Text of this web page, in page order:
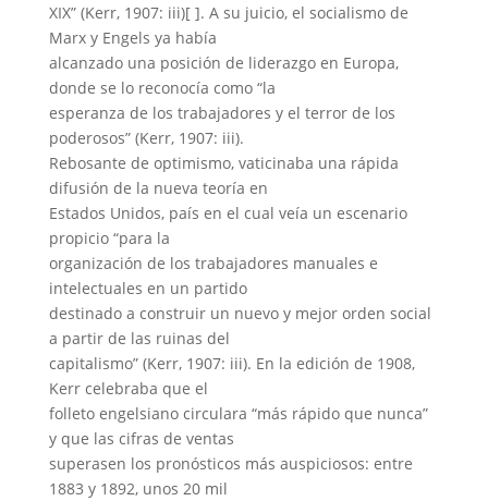
XIX” (Kerr, 1907: iii)[ ]. A su juicio, el socialismo de
Marx y Engels ya había
alcanzado una posición de liderazgo en Europa,
donde se lo reconocía como “la
esperanza de los trabajadores y el terror de los
poderosos” (Kerr, 1907: iii).
Rebosante de optimismo, vaticinaba una rápida
difusión de la nueva teoría en
Estados Unidos, país en el cual veía un escenario
propicio “para la
organización de los trabajadores manuales e
intelectuales en un partido
destinado a construir un nuevo y mejor orden social
a partir de las ruinas del
capitalismo” (Kerr, 1907: iii). En la edición de 1908,
Kerr celebraba que el
folleto engelsiano circulara “más rápido que nunca”
y que las cifras de ventas
superasen los pronósticos más auspiciosos: entre
1883 y 1892, unos 20 mil